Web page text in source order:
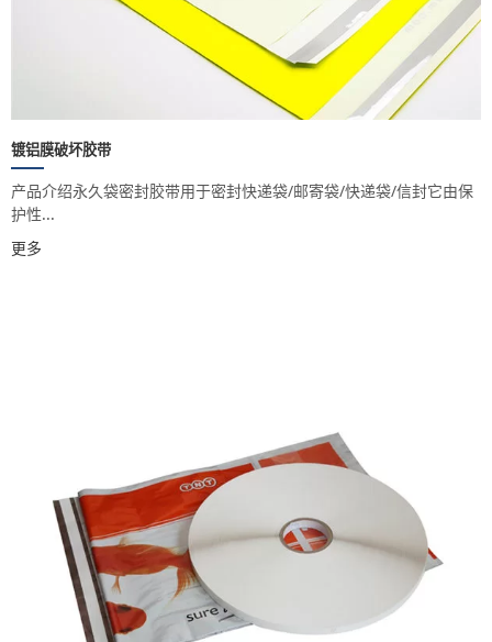
镀铝膜破坏胶带
产品介绍永久袋密封胶带用于密封快递袋/邮寄袋/快递袋/信封它由保
护性...
更多